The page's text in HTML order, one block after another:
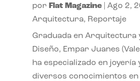
por Flat Magazine| Ago 2,
Arquitectura, Reportaje
Graduada en Arquitectura
Diseño, Empar Juanes
ha especializado en joyería
diversos conocimientos